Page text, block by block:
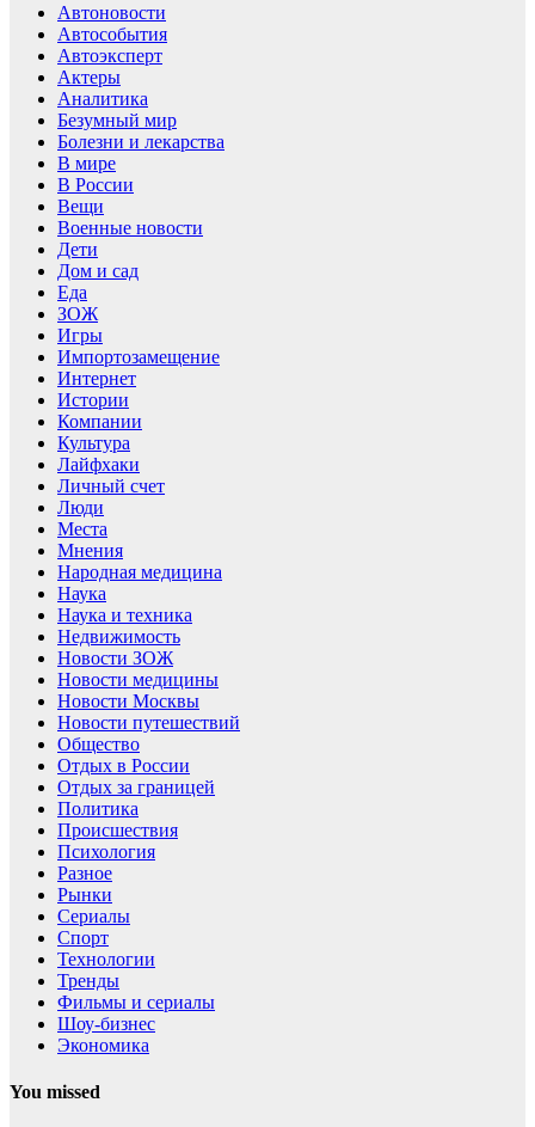
Автоновости
Автособытия
Автоэксперт
Актеры
Аналитика
Безумный мир
Болезни и лекарства
В мире
В России
Вещи
Военные новости
Дети
Дом и сад
Еда
ЗОЖ
Игры
Импортозамещение
Интернет
Истории
Компании
Культура
Лайфхаки
Личный счет
Люди
Места
Мнения
Народная медицина
Наука
Наука и техника
Недвижимость
Новости ЗОЖ
Новости медицины
Новости Москвы
Новости путешествий
Общество
Отдых в России
Отдых за границей
Политика
Происшествия
Психология
Разное
Рынки
Сериалы
Спорт
Технологии
Тренды
Фильмы и сериалы
Шоу-бизнес
Экономика
You missed